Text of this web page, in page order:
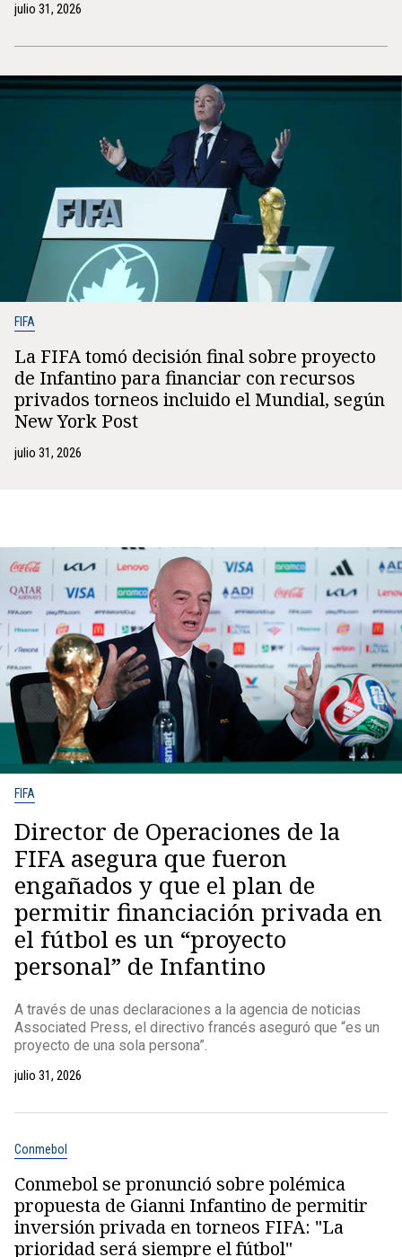
julio 31, 2026
FIFA
La FIFA tomó decisión final sobre proyecto
de Infantino para financiar con recursos
privados torneos incluido el Mundial, según
New York Post
julio 31, 2026
FIFA
Director de Operaciones de la
FIFA asegura que fueron
engañados y que el plan de
permitir financiación privada en
el fútbol es un “proyecto
personal” de Infantino
A través de unas declaraciones a la agencia de noticias
Associated Press, el directivo francés aseguró que “es un
proyecto de una sola persona”.
julio 31, 2026
Conmebol
Conmebol se pronunció sobre polémica
propuesta de Gianni Infantino de permitir
inversión privada en torneos FIFA: "La
prioridad será siempre el fútbol"